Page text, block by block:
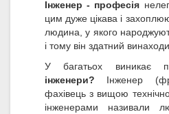
Інженер - професія
цим дуже цікава і
людина, у якого
і тому він здатний
У багатьох виникає
інженери? Інженер
фахівець з вищою
інженерами називали